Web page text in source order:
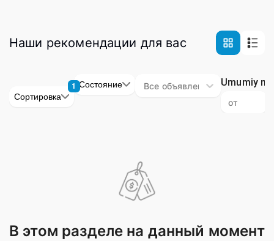
Наши рекомендации для вас
Сортировка
1 Состояние Все объявления Umumiy
В этом разделе на данный момент